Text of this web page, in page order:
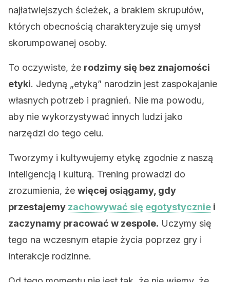
najłatwiejszych ścieżek, a brakiem skrupułów,
których obecnością charakteryzuje się umysł
skorumpowanej osoby.
To oczywiste, że rodzimy się bez znajomości
etyki. Jedyną „etyką” narodzin jest zaspokajanie
własnych potrzeb i pragnień. Nie ma powodu,
aby nie wykorzystywać innych ludzi jako
narzędzi do tego celu.
Tworzymy i kultywujemy etykę zgodnie z naszą
inteligencją i kulturą. Trening prowadzi do
zrozumienia, że ​​ więcej osiągamy, gdy
przestajemy zachowywać się egotystycznie i
zaczynamy pracować w zespole. Uczymy się
tego na wczesnym etapie życia poprzez gry i
interakcje rodzinne.